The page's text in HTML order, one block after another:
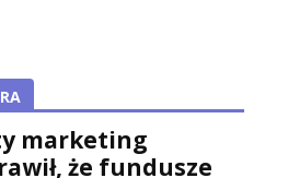
marketing
że fundusze